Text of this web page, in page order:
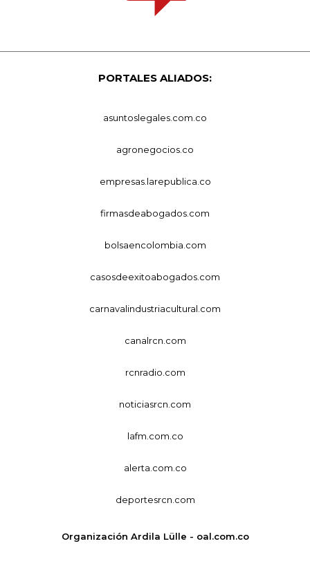
PORTALES ALIADOS:
asuntoslegales.com.co
agronegocios.co
empresas.larepublica.co
firmasdeabogados.com
bolsaencolombia.com
casosdeexitoabogados.com
carnavalindustriacultural.com
canalrcn.com
rcnradio.com
noticiasrcn.com
lafm.com.co
alerta.com.co
deportesrcn.com
Organización Ardila Lülle - oal.com.co